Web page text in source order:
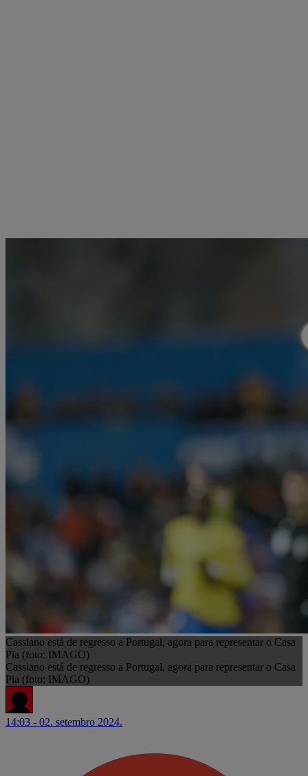
Cassiano está de regresso a Portugal, agora para representar o Casa
Pia (foto: IMAGO)
Cassiano está de regresso a Portugal, agora para representar o Casa
Pia (foto: IMAGO)
14:03 - 02. setembro 2024.